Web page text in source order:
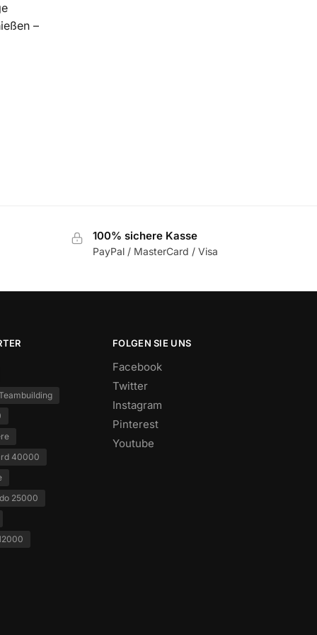
–
100% sichere Kasse
PayPal / MasterCard / Visa
40000
25000
FOLGEN SIE UNS
Facebook
Twitter
Instagram
Pinterest
Youtube